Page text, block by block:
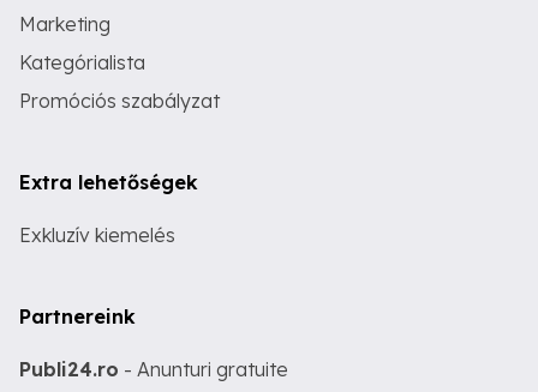
Marketing
Kategórialista
Promóciós szabályzat
Extra lehetőségek
Exkluzív kiemelés
Partnereink
Publi24.ro - Anunturi gratuite